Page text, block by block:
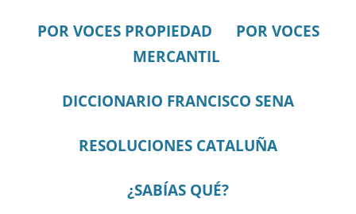
POR VOCES PROPIEDAD
POR VOCES
MERCANTIL
DICCIONARIO FRANCISCO SENA
RESOLUCIONES CATALUÑA
¿SABÍAS QUÉ?